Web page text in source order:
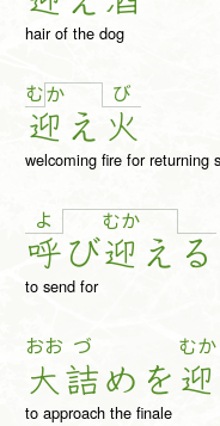
hair of the dog
むか
迎 え
び
火
welcoming fire for returning
よ
呼び
むか
迎 え る
to send for
おお
大
づ
詰め を
むか
迎
to approach the finale